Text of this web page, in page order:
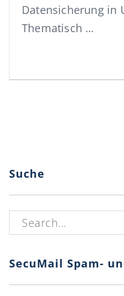
Datensicherung in
Thematisch …
Suche
Suchen nach:
SecuMail Spam-